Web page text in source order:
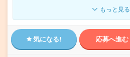
もっと見る
気になる! 応募へ進む